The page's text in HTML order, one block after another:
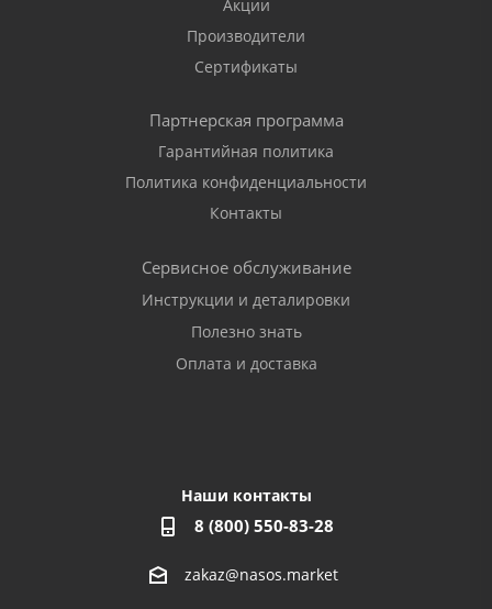
Акции
Производители
Сертификаты
Партнерская программа
Гарантийная политика
Политика конфиденциальности
Контакты
Сервисное обслуживание
Инструкции и деталировки
Полезно знать
Оплата и доставка
Наши контакты
8 (800) 550-83-28
zakaz@nasos.market